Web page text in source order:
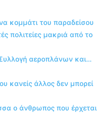
κομμάτι του παραδείσου
πολιτείες μακριά από το
αεροπλάνων και…
κανείς άλλος δεν μπορεί
ο άνθρωπος που έρχεται